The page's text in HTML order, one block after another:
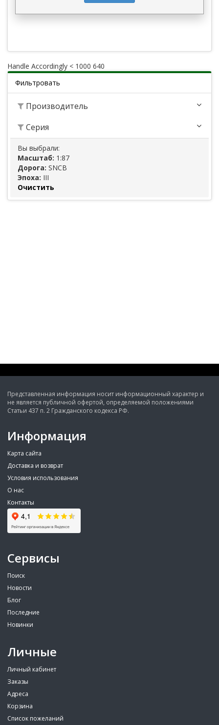
Handle Accordingly < 1000 640
Фильтровать
Производитель
Серия
Вы выбрали:
Масштаб: 1:87
Дорога: SNCB
Эпоха: III
Очистить
Представленная информация носит информационный характер и
не является публичной офертой, определяемой положениями
Статьи 437 п. 2 Гражданского кодекса РФ.
Информация
Карта сайта
Доставка и возврат
Условия использования
О нас
Контакты
Сервисы
Поиск
Новости
Блог
Последние
Новинки
Личные
Личный кабинет
Заказы
Адреса
Корзина
Список пожеланий